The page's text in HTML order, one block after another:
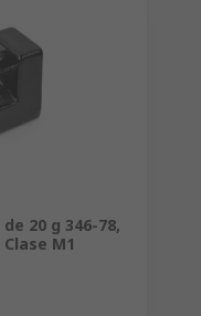
20 g 346-78,
M1